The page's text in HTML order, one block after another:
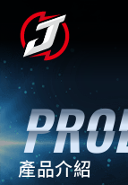
產品介紹